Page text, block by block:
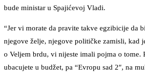
bude ministar u Spajićevoj Vladi.
“Jer vi morate da pravite takve egzibicije da
njegove želje, njegove političke zamisli, kad
o Veljem brdu, vi nijeste imali pojma o tome.
ubacujete u budžet, pa “Evropu sad 2″, na